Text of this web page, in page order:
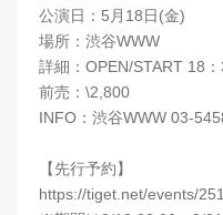
公演日：5月18日(金)
場所：渋谷WWW
詳細：OPEN/START 18
前売：\2,800
INFO：渋谷WWW 03-
【先行予約】
https://tiget.net/events/